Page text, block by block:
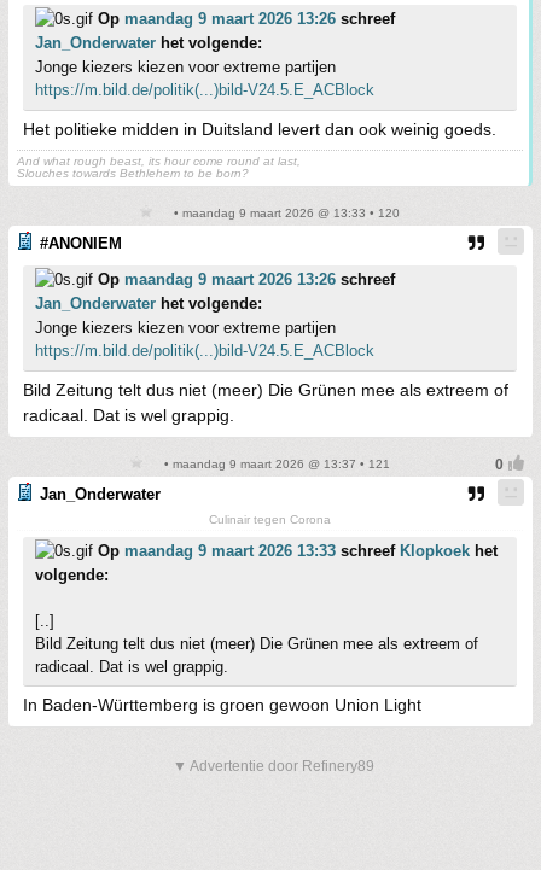
Op maandag 9 maart 2026 13:26 schreef
Jan_Onderwater het volgende:
Jonge kiezers kiezen voor extreme partijen
https://m.bild.de/politik(...)bild-V24.5.E_ACBlock
Het politieke midden in Duitsland levert dan ook weinig goeds.
And what rough beast, its hour come round at last,
Slouches towards Bethlehem to be born?
• maandag 9 maart 2026 @ 13:33 • 120
#ANONIEM
Op maandag 9 maart 2026 13:26 schreef
Jan_Onderwater het volgende:
Jonge kiezers kiezen voor extreme partijen
https://m.bild.de/politik(...)bild-V24.5.E_ACBlock
Bild Zeitung telt dus niet (meer) Die Grünen mee als extreem of
radicaal. Dat is wel grappig.
• maandag 9 maart 2026 @ 13:37 • 121
Jan_Onderwater
Culinair tegen Corona
Op maandag 9 maart 2026 13:33 schreef Klopkoek het
volgende:
[..]
Bild Zeitung telt dus niet (meer) Die Grünen mee als extreem of
radicaal. Dat is wel grappig.
In Baden-Württemberg is groen gewoon Union Light
▼ Advertentie door Refinery89